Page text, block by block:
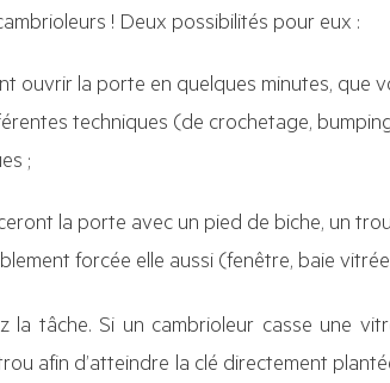
! Deux possibilités pour eux :
ouvrir la porte en quelques minutes, que
techniques (de crochetage,
;
la porte avec un pied de biche, un
forcée elle aussi (fenêtre, baie
la tâche. Si un cambrioleur casse une
afin d’atteindre la clé directement